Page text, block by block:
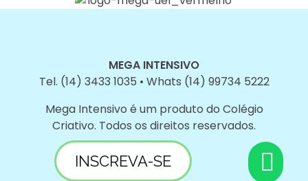
INSCREVA-SE
MEGA INTENSIVO
Tel. (14) 3433 1035 • Whats (14) 99734 5222
Mega Intensivo é um produto do Colégio
Criativo. Todos os direitos reservados.